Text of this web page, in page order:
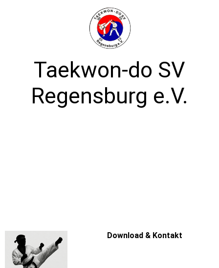
Taekwon-do SV
Regensburg e.V.
Download & Kontakt